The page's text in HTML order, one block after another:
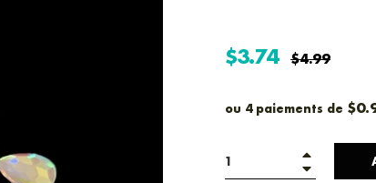
$3.74
Prix
$4.99
ou 4 paiements de